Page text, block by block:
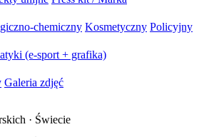
chemiczny Kosmetyczny Policyjny
(e-sport + grafika)
Galeria zdjęć
· Świecie